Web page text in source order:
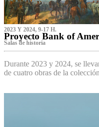
2023 Y 2024, 9-17 H.
Proyecto Bank of
S‌alas de historia
Durante 2023 y 2024, se
de cuatro obras de la